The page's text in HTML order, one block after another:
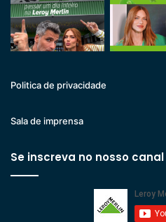
Politica de privacidade
Sala de imprensa
Se inscreva no nosso canal